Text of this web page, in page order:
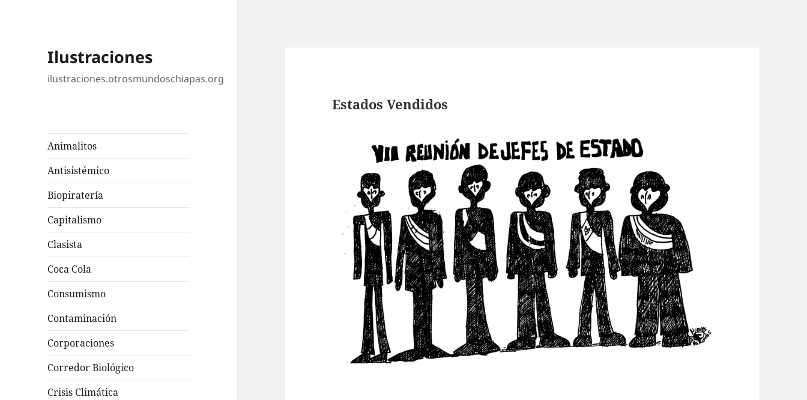
Ilustraciones
ilustraciones.otrosmundoschiapas.org
Animalitos
Antisistémico
Biopiratería
Capitalismo
Clasista
Coca Cola
Consumismo
Contaminación
Corporaciones
Corredor Biológico
Crisis Climática
Estados Vendidos